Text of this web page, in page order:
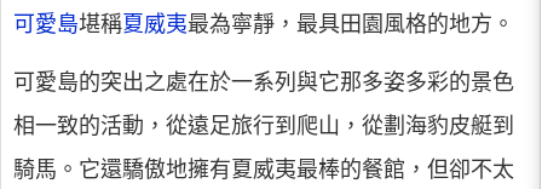
可愛島堪稱夏威夷最為寧靜，最具田園風格的地方。
可愛島的突出之處在於一系列與它那多姿多彩的景色
相一致的活動，從遠足旅行到爬山，從劃海豹皮艇到
騎馬。它還驕傲地擁有夏威夷最棒的餐館，但卻不太